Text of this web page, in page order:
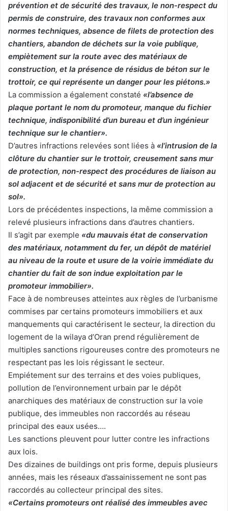
prévention et de sécurité des travaux, le non-respect du
permis de construire, des travaux non conformes aux
normes techniques, absence de filets de protection des
chantiers, abandon de déchets sur la voie publique,
empiètement sur la route avec des matériaux de
construction, et la présence de résidus de béton sur le
trottoir, ce qui représente un danger pour les piétons.»
La commission a également constaté «l’absence de
plaque portant le nom du promoteur, manque du fichier
technique, indisponibilité d’un bureau et d’un ingénieur
technique sur le chantier».
D’autres infractions relevées sont liées à «l’intrusion de la
clôture du chantier sur le trottoir, creusement sans mur
de protection, non-respect des procédures de liaison au
sol adjacent et de sécurité et sans mur de protection au
sol».
Lors de précédentes inspections, la même commission a
relevé plusieurs infractions dans d’autres chantiers.
Il s’agit par exemple «du mauvais état de conservation
des matériaux, notamment du fer, un dépôt de matériel
au niveau de la route et usure de la voirie immédiate du
chantier du fait de son indue exploitation par le
promoteur immobilier».
Face à de nombreuses atteintes aux règles de l’urbanisme
commises par certains promoteurs immobiliers et aux
manquements qui caractérisent le secteur, la direction du
logement de la wilaya d’Oran prend régulièrement de
multiples sanctions rigoureuses contre des promoteurs ne
respectant pas les lois régissant le secteur.
Empiétement sur des terrains et des voies publiques,
pollution de l’environnement urbain par le dépôt
anarchiques des matériaux de construction sur la voie
publique, des immeubles non raccordés au réseau
principal des eaux usées….
Les sanctions pleuvent pour lutter contre les infractions
aux lois.
Des dizaines de buildings ont pris forme, depuis plusieurs
années, mais les réseaux d’assainissement ne sont pas
raccordés au collecteur principal des sites.
«Certains promoteurs ont réalisé des immeubles avec